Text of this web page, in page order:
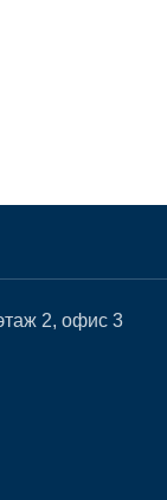
2, офис 3